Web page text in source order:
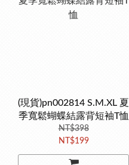
(現貨)pn002814 S.M.XL 夏
季寬鬆蝴蝶結露背短袖T恤
NT$398
NT$199